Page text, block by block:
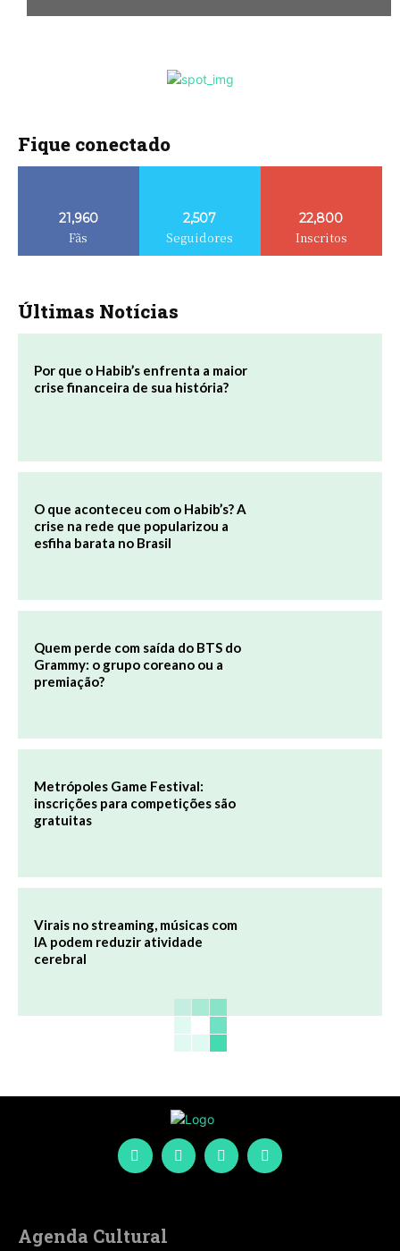
Fique conectado
21,960
Fãs
2,507
Seguidores
22,800
Inscritos
Últimas Notícias
Por que o Habib’s enfrenta a maior
crise financeira de sua história?
O que aconteceu com o Habib’s? A
crise na rede que popularizou a
esfiha barata no Brasil
Quem perde com saída do BTS do
Grammy: o grupo coreano ou a
premiação?
Metrópoles Game Festival:
inscrições para competições são
gratuitas
Virais no streaming, músicas com
IA podem reduzir atividade
cerebral
Agenda Cultural